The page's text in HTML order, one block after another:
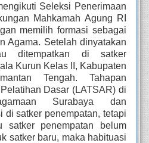
Seleksi Penerimaan
Mahkamah Agung RI
memilih formasi sebagai
Agama. Setelah dinyatakan
ditempatkan di satker
Kurun Kelas II, Kabupaten
Tengah. Tahapan
Dasar (LATSAR) di
Surabaya dan
di satker penempatan, tetapi
satker penempatan belum
satker baru, maka habituasi